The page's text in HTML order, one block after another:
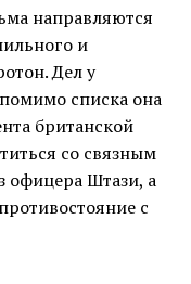
направляются
и
Дел у
списка она
британской
со связным
офицера Штази, а
с